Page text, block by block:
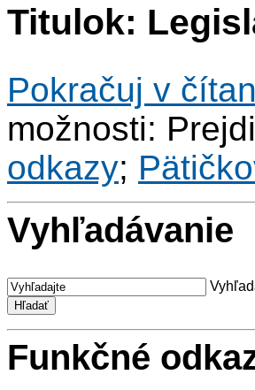
Titulok:
Pokračuj v
možnosti:
odkazy;
Vyhľadávanie
Funkčné